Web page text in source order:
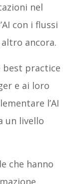
nel
con i flussi
ancora.
best practice
e ai loro
l’AI
un livello
che hanno